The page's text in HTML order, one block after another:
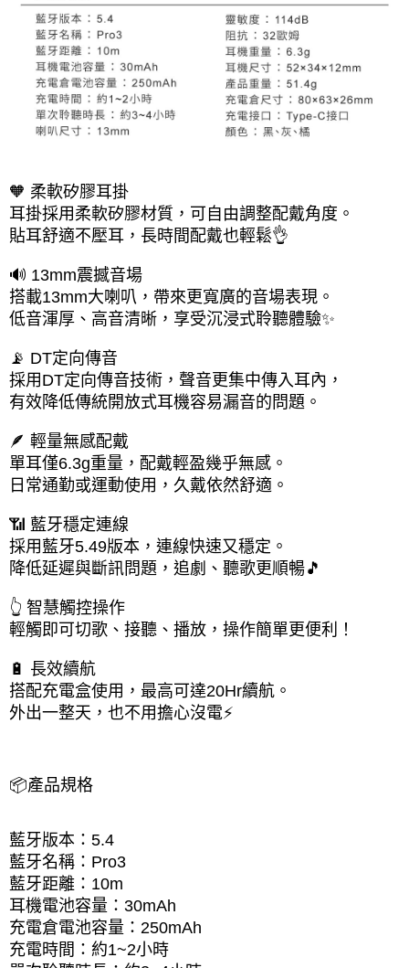
🧡 柔軟矽膠耳掛
耳掛採用柔軟矽膠材質，可自由調整配戴角度。
貼耳舒適不壓耳，長時間配戴也輕鬆👌
🔊 13mm震撼音場
搭載13mm大喇叭，帶來更寬廣的音場表現。
低音渾厚、高音清晰，享受沉浸式聆聽體驗✨
📡 DT定向傳音
採用DT定向傳音技術，聲音更集中傳入耳內，
有效降低傳統開放式耳機容易漏音的問題。
🪶 輕量無感配戴
單耳僅6.3g重量，配戴輕盈幾乎無感。
日常通勤或運動使用，久戴依然舒適。
📶 藍牙穩定連線
採用藍牙5.49版本，連線快速又穩定。
降低延遲與斷訊問題，追劇、聽歌更順暢🎵
👆 智慧觸控操作
輕觸即可切歌、接聽、播放，操作簡單更便利！
🔋 長效續航
搭配充電盒使用，最高可達20Hr續航。
外出一整天，也不用擔心沒電⚡
📦產品規格
藍牙版本：5.4
藍牙名稱：Pro3
藍牙距離：10m
耳機電池容量：30mAh
充電倉電池容量：250mAh
充電時間：約1~2小時